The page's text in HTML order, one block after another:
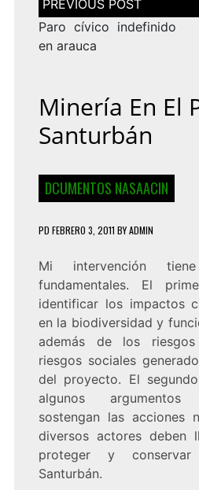
de
entradas
Paro cívico indefinido
en arauca
Minería En El
Santurbán
DCUMENTOS NASAACIN
PD FEBRERO 3, 2011 BYADMIN
Mi intervención
fundamentales. El
identificar los impactos
en la biodiversidad y
además de los
riesgos sociales
del proyecto. El
algunos
sostengan las acciones
diversos actores deben
proteger y
Santurbán.